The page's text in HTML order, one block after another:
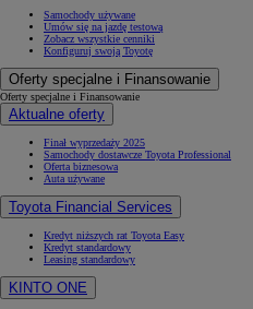
Samochody używane
Umów się na jazdę testową
Zobacz wszystkie cenniki
Konfiguruj swoją Toyotę
Oferty specjalne i Finansowanie
Oferty specjalne i Finansowanie
Aktualne oferty
Finał wyprzedaży 2025
Samochody dostawcze Toyota Professional
Oferta biznesowa
Auta używane
Toyota Financial Services
Kredyt niższych rat Toyota Easy
Kredyt standardowy
Leasing standardowy
KINTO ONE